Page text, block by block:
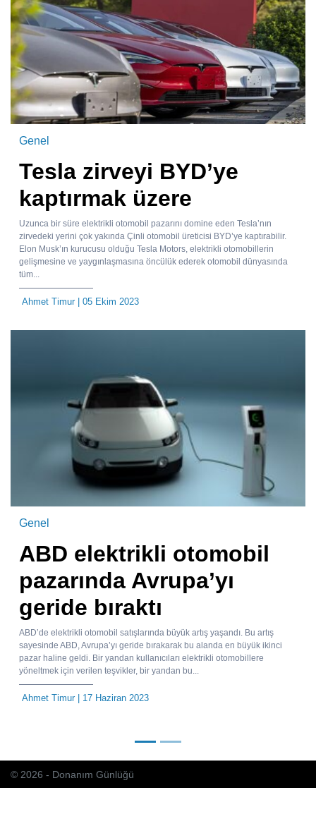
Genel
Tesla zirveyi BYD’ye
kaptırmak üzere
Uzunca bir süre elektrikli otomobil pazarını domine eden Tesla’nın
zirvedeki yerini çok yakında Çinli otomobil üreticisi BYD’ye kaptırabilir.
Elon Musk’ın kurucusu olduğu Tesla Motors, elektrikli otomobillerin
gelişmesine ve yaygınlaşmasına öncülük ederek otomobil dünyasında
tüm...
Ahmet Timur| 05 Ekim 2023
Genel
ABD elektrikli otomobil
pazarında Avrupa’yı
geride bıraktı
ABD’de elektrikli otomobil satışlarında büyük artış yaşandı. Bu artış
sayesinde ABD, Avrupa’yı geride bırakarak bu alanda en büyük ikinci
pazar haline geldi. Bir yandan kullanıcıları elektrikli otomobillere
yöneltmek için verilen teşvikler, bir yandan bu...
Ahmet Timur| 17 Haziran 2023
© 2026 - Donanım Günlüğü